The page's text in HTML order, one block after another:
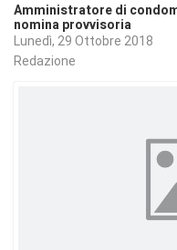
Amministratore di
nomina provvisoria
Lunedì, 29 Ottobre 2018
Redazione